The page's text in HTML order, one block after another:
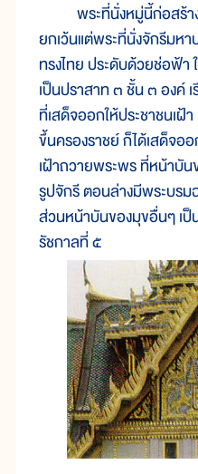
พระที่นั่งหมู่นี้ก่อสร้าง
ยกเว้นแต่พระที่นั่งจักรีมห
ทรงไทย ประดับด้วยช่อฟ้า
เป็นปราสาท ๓ ชั้น ๓ องค์
ที่เสด็จออกให้ประชาชนเฝ้
ขึ้นครองราชย์ ก็ได้เสด็จอ
เฝ้าถวายพระพร ที่หน้าบัน
รูปจักรี ตอนล่างมีพระบร
ส่วนหน้าบันของมุขอื่นๆ เ
รัชกาลที่ ๕